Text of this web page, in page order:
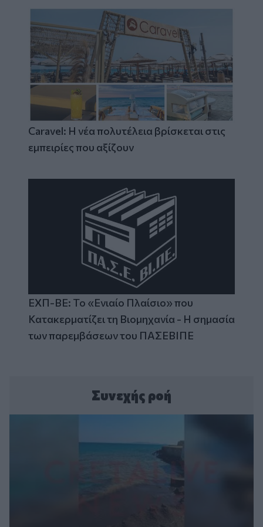
Caravel: Η νέα πολυτέλεια βρίσκεται στις
εμπειρίες που αξίζουν
ΕΧΠ-ΒΕ: Το «Ενιαίο Πλαίσιο» που
Κατακερματίζει τη Βιομηχανία - Η σημασία
των παρεμβάσεων του ΠΑΣΕΒΙΠΕ
Συνεχής ροή